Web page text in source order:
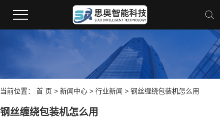
当前位置： 首 页 > 新闻中心 > 行业新闻 > 钢丝缠绕包装机怎么用
钢丝缠绕包装机怎么用